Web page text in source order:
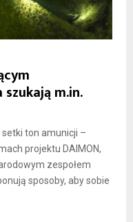
m.in.
setki ton amunicji –
projektu DAIMON,
zespołem
sposoby, aby sobie